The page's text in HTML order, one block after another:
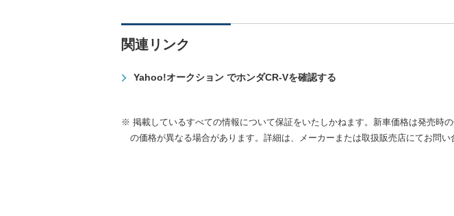
関連リンク
Yahoo!オークション でホンダCR-Vを確認する
※ 掲載しているすべての情報について保証をいたしかねます。新車価格は発売時
の価格が異なる場合があります。詳細は、メーカーまたは取扱販売店にてお問い